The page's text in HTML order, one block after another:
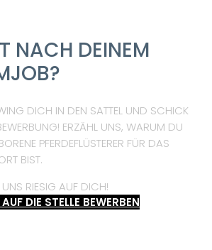
NACH DEINEM
DICH IN DEN SATTEL UND SCHICK
ERZÄHL UNS, WARUM DU
PFERDEFLÜSTERER FÜR DAS
BIST.
UNS RIESIG AUF DICH!
DIE STELLE BEWERBEN